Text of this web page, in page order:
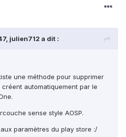
julien712 a dit :
une méthode pour supprimer
automatiquement par le
sense style AOSP.
paramètres du play store :/